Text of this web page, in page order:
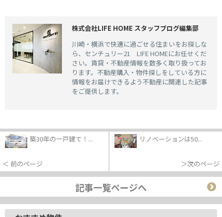
株式会社LIFE HOME スタッフブログ編集部
川崎・横浜で快適に過ごせる住まいをお探しな
ら、センチュリー21 LIFE HOMEにお任せくだ
さい。賃貸・不動産情報を数多く取り扱ってお
ります。不動産購入・物件探しをしている方に
情報をお届けできるよう不動産に関連した記事
をご提供します。
築30年の一戸建て！...
＜ 前のページ
リノベーションは50...
＞次のページ
記事一覧ページへ